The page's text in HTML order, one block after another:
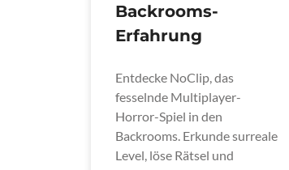
Backrooms-
Erfahrung
Entdecke NoClip, das
fesselnde Multiplayer-
Horror-Spiel in den
Backrooms. Erkunde surreale
Level, löse Rätsel und